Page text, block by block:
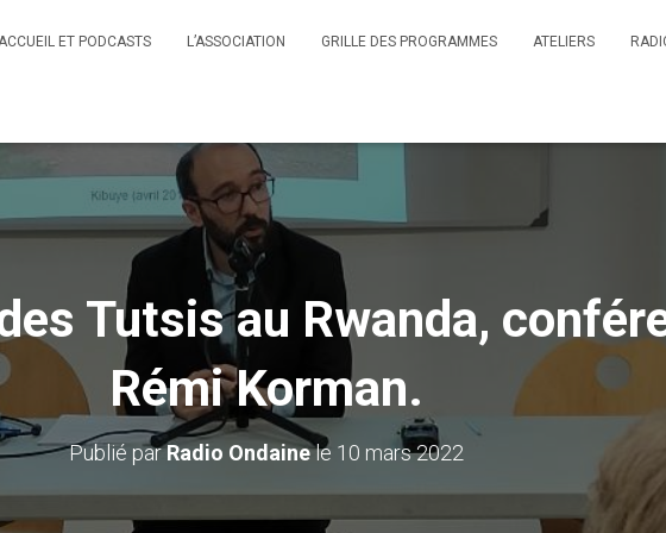
ET PODCASTS L’ASSOCIATION GRILLE DES PROGRAMMES ATELIERS
Tutsis au Rwanda,
Rémi Korman.
Publié parRadio Ondainele 10 mars 2022